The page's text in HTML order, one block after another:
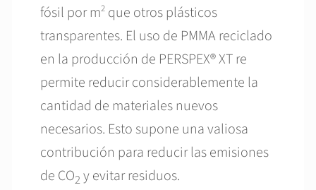
fósil por m2 que otros plásticos
transparentes. El uso de PMMA reciclado
en la producción de PERSPEX® XT re
permite reducir considerablemente la
cantidad de materiales nuevos
necesarios. Esto supone una valiosa
contribución para reducir las emisiones
de CO2y evitar residuos.